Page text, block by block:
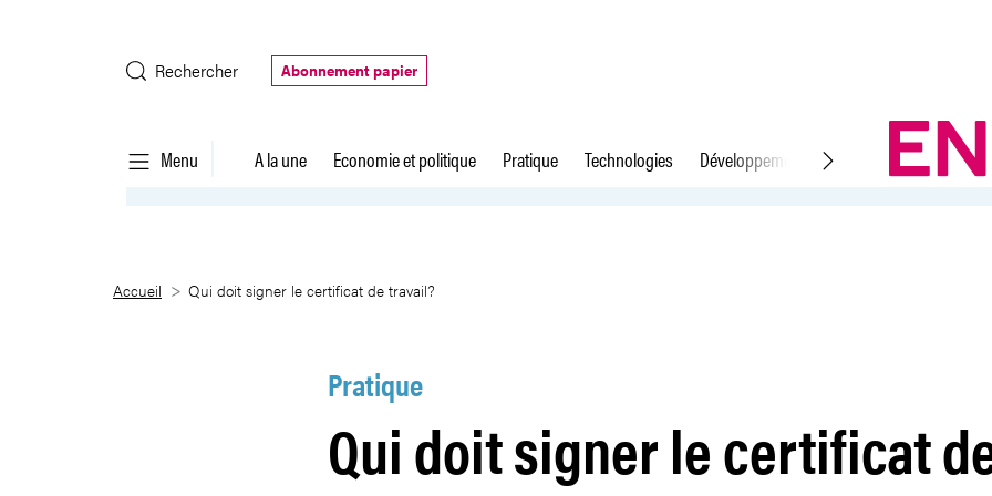
Rechercher
Abonnement papier
Menu A la une Economie et politique Pratique Technologies Développement durable Droit du travail
Qui doit signer le certificat de travail?
Accueil Qui doit signer le certificat de travail?
Pratique
Qui doit signer le certificat